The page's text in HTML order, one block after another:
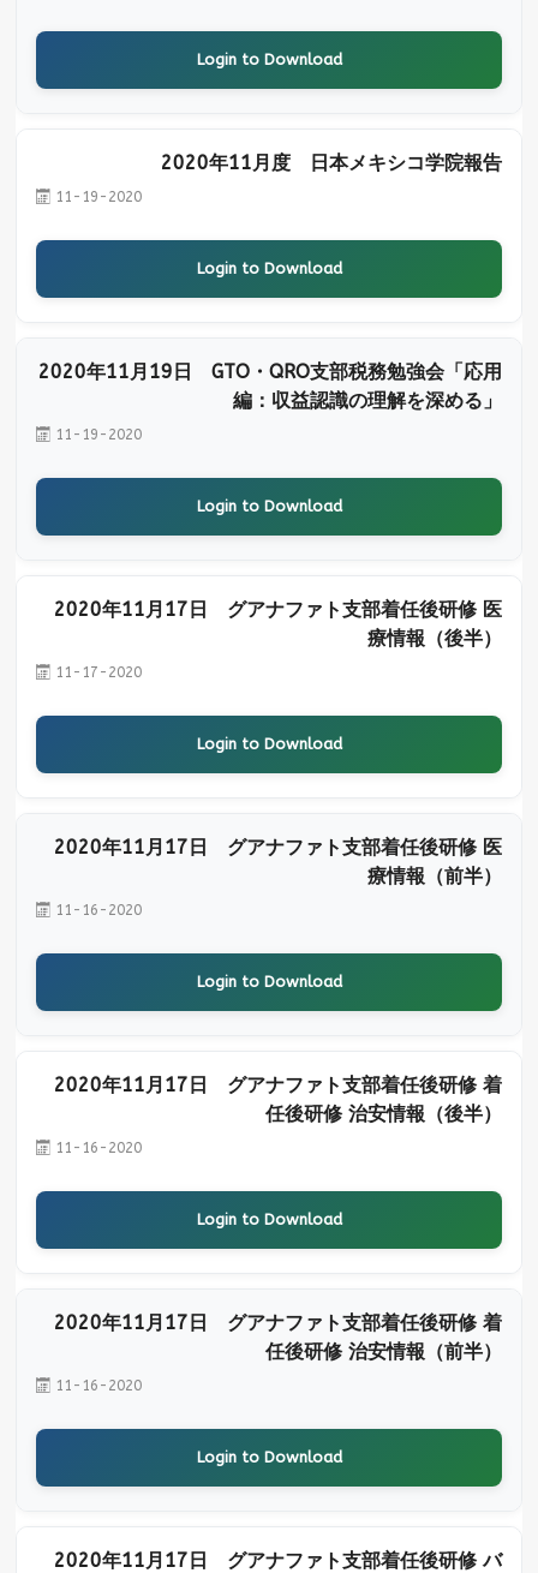
Login to Download
2020年11月度 日本メキシコ学院報告
11-19-2020
Login to Download
2020年11月19日 GTO・QRO支部税務勉強会「応用
編：収益認識の理解を深める」
11-19-2020
Login to Download
2020年11月17日 グアナファト支部着任後研修 医
療情報（後半）
11-17-2020
Login to Download
2020年11月17日 グアナファト支部着任後研修 医
療情報（前半）
11-16-2020
Login to Download
2020年11月17日 グアナファト支部着任後研修 着
任後研修 治安情報（後半）
11-16-2020
Login to Download
2020年11月17日 グアナファト支部着任後研修 着
任後研修 治安情報（前半）
11-16-2020
Login to Download
2020年11月17日 グアナファト支部着任後研修 バ